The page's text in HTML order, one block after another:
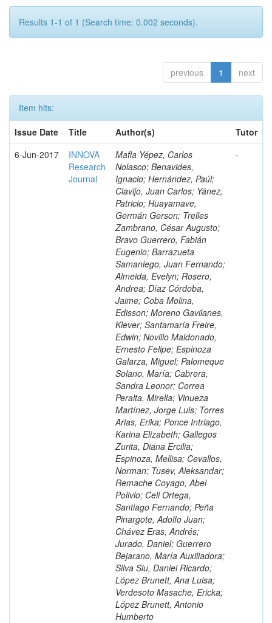
Results 1-1 of 1 (Search time: 0.002 seconds).
previous 1 next
Item hits:
Issue Date
Title Author(s)
Tutor
6-Jun-2017
INNOVA
Research
Journal
Mafla Yépez, Carlos
Nolasco; Benavides,
Ignacio; Hernández, Paúl;
Clavijo, Juan Carlos; Yánez,
Patricio; Huayamave,
Germán Gerson; Trelles
Zambrano, César Augusto;
Bravo Guerrero, Fabián
Eugenio; Barrazueta
Samaniego, Juan Fernando;
Almeida, Evelyn; Rosero,
Andrea; Díaz Córdoba,
Jaime; Coba Molina,
Edisson; Moreno Gavilanes,
Klever; Santamaría Freire,
Edwin; Novillo Maldonado,
Ernesto Felipe; Espinoza
Galarza, Miguel; Palomeque
Solano, María; Cabrera,
Sandra Leonor; Correa
Peralta, Mirella; Vinueza
Martínez, Jorge Luis; Torres
Arias, Erika; Ponce Intriago,
Karina Elizabeth; Gallegos
Zurita, Diana Ercilia;
Espinoza, Mellisa; Cevallos,
Norman; Tusev, Aleksandar;
Remache Coyago, Abel
Polivio; Celi Ortega,
Santiago Fernando; Peña
Pinargote, Adolfo Juan;
Chávez Eras, Andrés;
Jurado, Daniel; Guerrero
Bejarano, María Auxiliadora;
Silva Siu, Daniel Ricardo;
López Brunett, Ana Luisa;
Verdesoto Masache, Ericka;
López Brunett, Antonio
Humberto
-